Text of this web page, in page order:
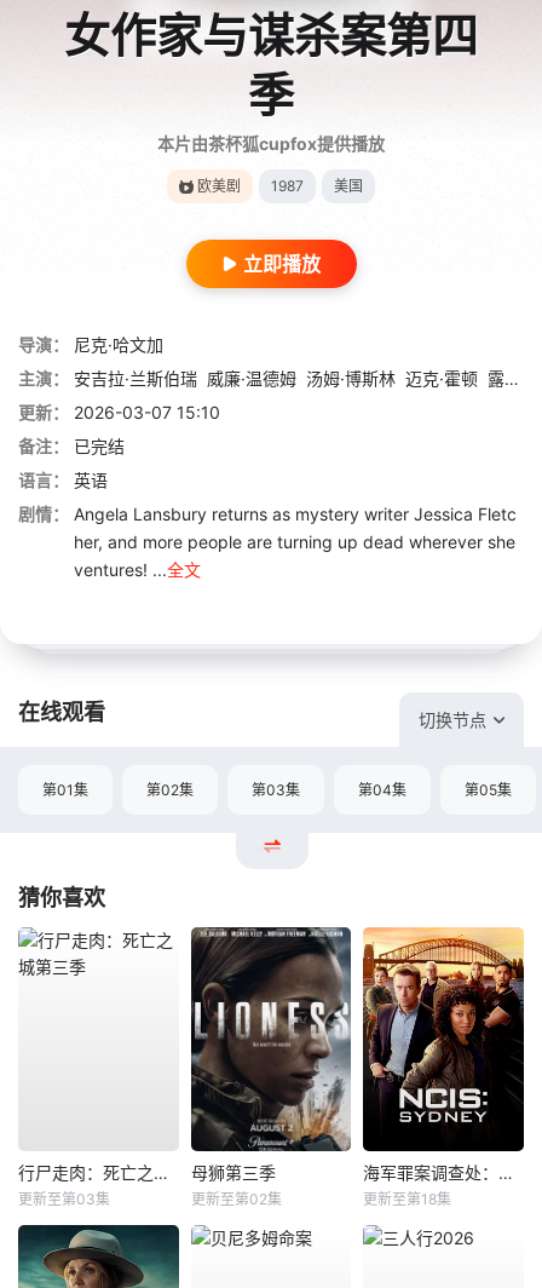
女作家与谋杀案第四
季
本片由茶杯狐cupfox提供播放
欧美剧 1987 美国
立即播放
导演：
尼克·哈文加
主演：
安吉拉·兰斯伯瑞 威廉·温德姆 汤姆·博斯林 迈克·霍顿 露丝·罗曼
更新：
2026-03-07 15:10
备注：
已完结
语言：
英语
剧情：
Angela Lansbury returns as mystery writer Jessica Fletc
her, and more people are turning up dead wherever she
ventures! ...全文
在线观看 切换节点
第01集 第02集 第03集 第04集 第05集
猜你喜欢
行尸走肉：死亡之城第三季
更新至第03集
母狮第三季
更新至第02集
海军罪案调查处：悉尼第三季
更新至第18集